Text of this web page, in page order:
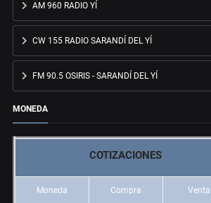
AM 960 RADIO YÍ
CW 155 RADIO SARANDÍ DEL YÍ
FM 90.5 OSIRIS - SARANDÍ DEL YÍ
MONEDA
COTIZACIONES
Moneda Compra Venta